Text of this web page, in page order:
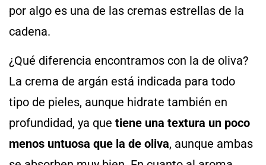
por algo es una de las cremas estrellas de la
cadena.
¿Qué diferencia encontramos con la de oliva?
La crema de argán está indicada para todo
tipo de pieles, aunque hidrate también en
profundidad, ya que tiene una textura un poco
menos untuosa que la de oliva, aunque ambas